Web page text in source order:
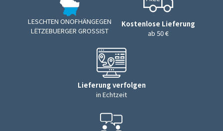
LESCHTEN ONOFHÄNGEGEN
LËTZEBUERGER GROSSIST
Kostenlose Lieferung
ab 50 €
Lieferung verfolgen
in Echtzeit